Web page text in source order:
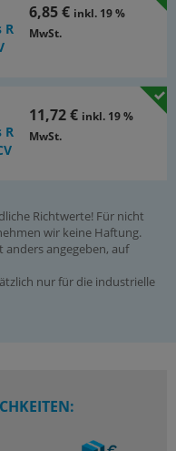
R
6,85 € inkl. 19 %
MwSt.
R
11,72 € inkl. 19 %
MwSt.
Richtwerte! Für nicht
wir keine Haftung.
anders angegeben, auf
nur für die industrielle